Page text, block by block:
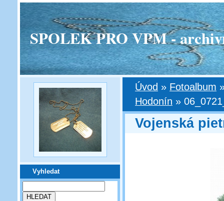
SPOLEK PRO VPM -
Vyhledat
Úvod » Fotoalbum
Hodonín »
Vojenská